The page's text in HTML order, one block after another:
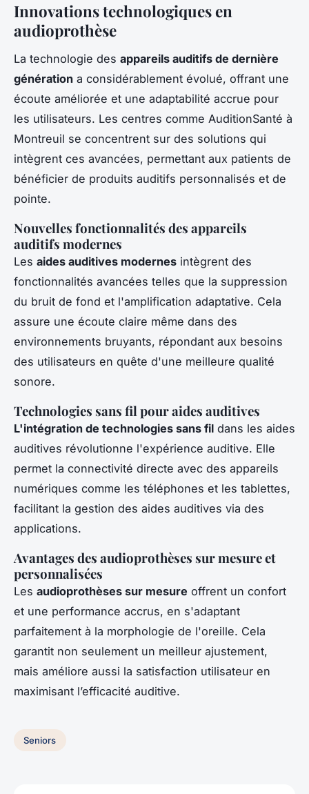
Innovations technologiques en
audioprothèse
La technologie des appareils auditifs de dernière
génération a considérablement évolué, offrant une
écoute améliorée et une adaptabilité accrue pour
les utilisateurs. Les centres comme AuditionSanté à
Montreuil se concentrent sur des solutions qui
intègrent ces avancées, permettant aux patients de
bénéficier de produits auditifs personnalisés et de
pointe.
Nouvelles fonctionnalités des appareils
auditifs modernes
Les aides auditives modernes intègrent des
fonctionnalités avancées telles que la suppression
du bruit de fond et l'amplification adaptative. Cela
assure une écoute claire même dans des
environnements bruyants, répondant aux besoins
des utilisateurs en quête d'une meilleure qualité
sonore.
Technologies sans fil pour aides auditives
L'intégration de technologies sans fil dans les aides
auditives révolutionne l'expérience auditive. Elle
permet la connectivité directe avec des appareils
numériques comme les téléphones et les tablettes,
facilitant la gestion des aides auditives via des
applications.
Avantages des audioprothèses sur mesure et
personnalisées
Les audioprothèses sur mesure offrent un confort
et une performance accrus, en s'adaptant
parfaitement à la morphologie de l'oreille. Cela
garantit non seulement un meilleur ajustement,
mais améliore aussi la satisfaction utilisateur en
maximisant l’efficacité auditive.
Seniors